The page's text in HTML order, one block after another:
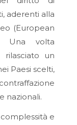
aderenti alla
(European
Una volta
rilasciato un
Paesi scelti,
nazionali.
e